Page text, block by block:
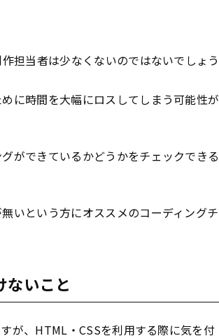
担当者は少なくないのではないでしょう
に時間を大幅にロスしてしまう可能性が
ができているかどうかをチェックできる
いという方にオススメのコーディングチ
ないこと
が、 HTML ・ CSSを利用する際に気を付